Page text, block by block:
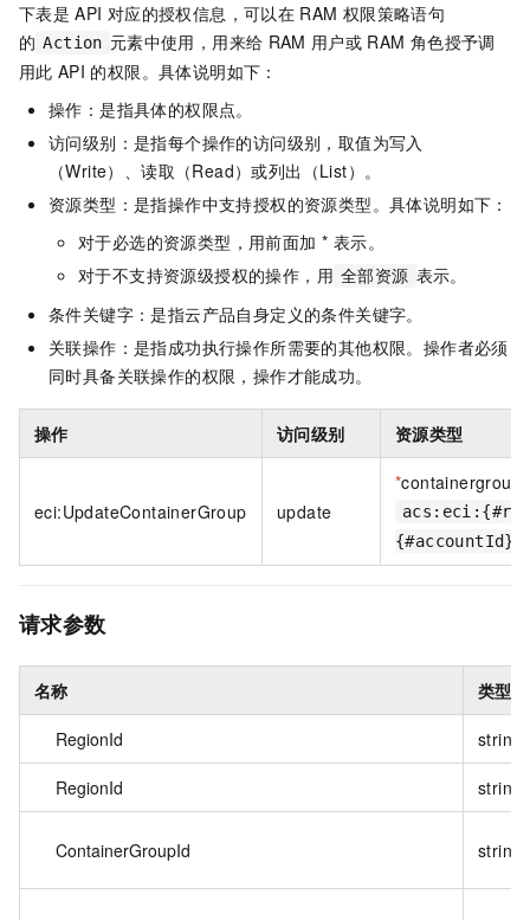
下表是 API 对应的授权信息，可以在 RAM 权限策略语句
的 Action 元素中使用，用来给 RAM 用户或 RAM 角色授予调
用此 API 的权限。具体说明如下：
操作：是指具体的权限点。
访问级别：是指每个操作的访问级别，取值为写入
（Write）、读取（Read）或列出（List）。
资源类型：是指操作中支持授权的资源类型。具体说明如下：
对于必选的资源类型，用前面加 * 表示。
对于不支持资源级授权的操作，用 全部资源 表示。
条件关键字：是指云产品自身定义的条件关键字。
关联操作：是指成功执行操作所需要的其他权限。操作者必须
同时具备关联操作的权限，操作才能成功。
操作 访问级别 资源类型
eci:UpdateContainerGroup update
*containergroup
请求参数
名称 类型
RegionId string
RegionId string
ContainerGroupId string